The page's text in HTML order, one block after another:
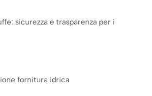
sicurezza e trasparenza per i
fornitura idrica